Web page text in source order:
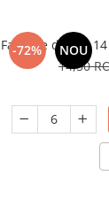
-72% NOU
Farfurie desert
14,50